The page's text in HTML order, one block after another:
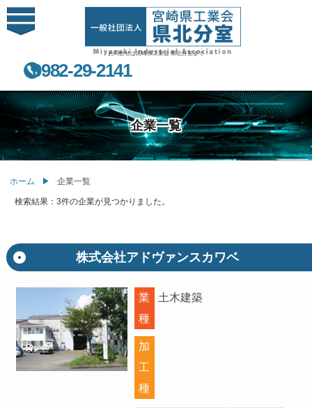
お問合せは宮崎県工業会 県北分室まで
0982-29-2141
企業一覧
ホーム 企業一覧
検索結果：3件の企業が見つかりました。
株式会社アドヴァンスカワベ
業
種
土木建築
加
工
種